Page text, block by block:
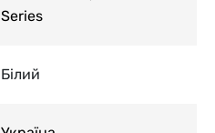
Series
Білий